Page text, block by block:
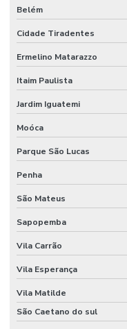
Reforma de forno industrial
Valor de estufa industrial
Belém
Cidade Tiradentes
Ermelino Matarazzo
Itaim Paulista
Jardim Iguatemi
Moóca
Parque São Lucas
Penha
São Mateus
Sapopemba
Vila Carrão
Vila Esperança
Vila Matilde
São Caetano do sul